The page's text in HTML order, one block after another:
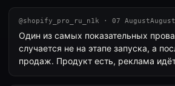
@shopify_pro_ru_n1k · 07
Один из самых показательных
случается не на этапе запуска, а
продаж. Продукт есть, реклама